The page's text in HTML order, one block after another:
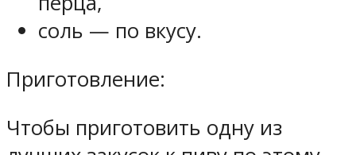
соль — по вкусу.
Приготовление:
Чтобы приготовить одну из